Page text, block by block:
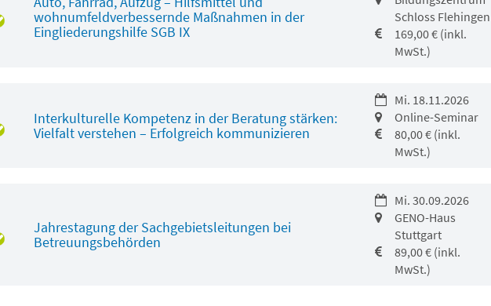
wohnumfeldverbessernde Maßnahmen in der
Eingliederungshilfe SGB IX
Schloss Flehingen
169,00 € (inkl.
MwSt.)
Interkulturelle Kompetenz in der Beratung stärken:
Vielfalt verstehen – Erfolgreich kommunizieren
Mi. 18.11.2026
Online-Seminar
80,00 € (inkl.
MwSt.)
Jahrestagung der Sachgebietsleitungen bei
Betreuungsbehörden
Mi. 30.09.2026
GENO-Haus
Stuttgart
89,00 € (inkl.
MwSt.)